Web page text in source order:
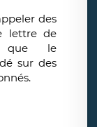
des
lettre de
que le
sur des